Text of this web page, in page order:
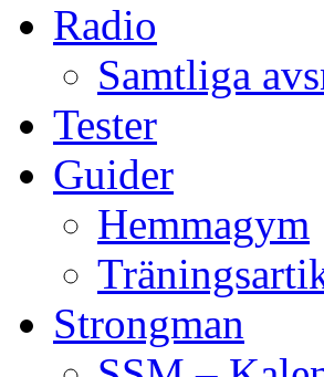
Radio
Samtliga
Tester
Guider
Hemmagym
Strongman